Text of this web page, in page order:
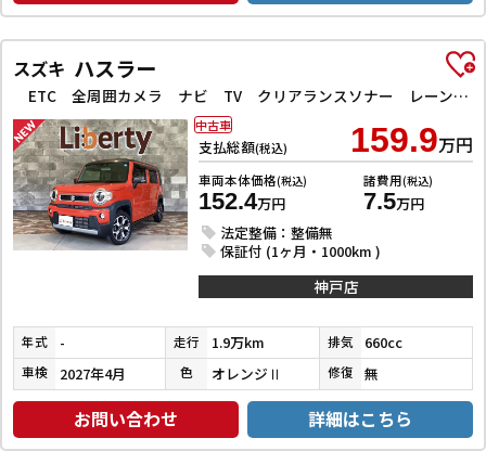
スズキ ハスラー
ETC 全周囲カメラ ナビ TV クリアランスソナー レーンアシスト 衝突被害軽減システム オートライト スマートキー アイドリングストップ 電動格納ミラー シートヒーター CVT ESC CD
支払総額(税込) 159.9万円
車両本体価格(税込)
152.4万円
諸費用(税込)
7.5万円
法定整備：整備無
保証付 (1ヶ月・1000km )
中古車
神戸店
年式 - 走行 1.9万km 排気 660cc
車検 2027年4月 色 オレンジⅡ 修復 無
お問い合わせ 詳細はこちら